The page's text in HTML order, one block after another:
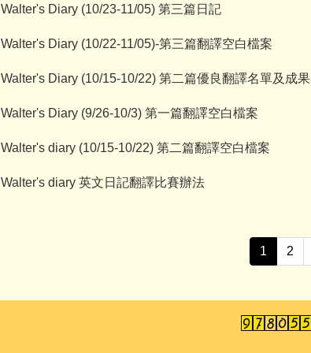
Walter's Diary (10/23-11/05) 第三篇日記
Walter's Diary (10/22-11/05)-第三篇翻譯空白檔案
Walter's Diary (10/15-10/22) 第二篇優良翻譯名單及成果
Walter's Diary (9/26-10/3) 第一篇翻譯空白檔案
Walter's diary (10/15-10/22) 第二篇翻譯空白檔案
Walter's diary 英文日記翻譯比賽辦法
1 2